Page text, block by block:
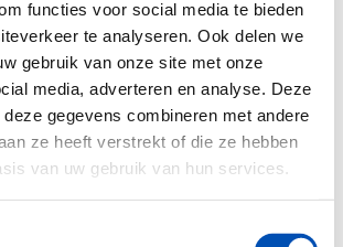
functies voor social media te bieden
te analyseren. Ook delen we
gebruik van onze site met onze
media, adverteren en analyse. Deze
gegevens combineren met andere
ze heeft verstrekt of die ze hebben
van uw gebruik van hun services.